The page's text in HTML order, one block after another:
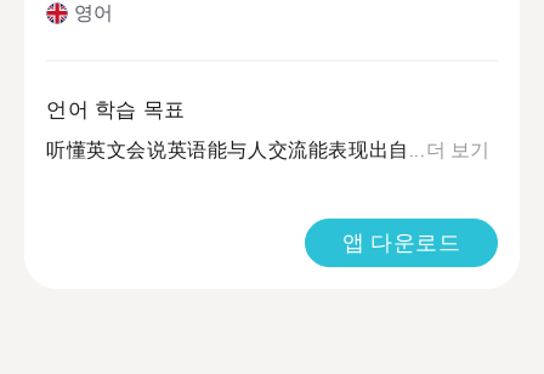
영어
언어 학습 목표
听懂英文会说英语能与人交流能表现出自...더 보기
앱 다운로드